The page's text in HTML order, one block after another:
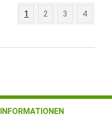
1 2 3 4
INFORMATIONEN